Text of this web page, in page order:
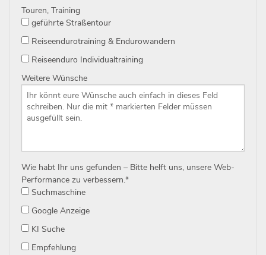
Touren, Training
geführte Straßentour
Reiseendurotraining & Endurowandern
Reiseenduro Individualtraining
Weitere Wünsche
Wie habt Ihr uns gefunden – Bitte helft uns, unsere Web-
Performance zu verbessern.*
Suchmaschine
Google Anzeige
KI Suche
Empfehlung